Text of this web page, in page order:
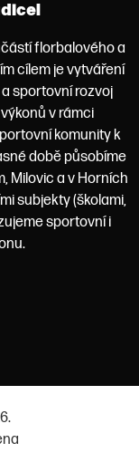
florbalového a
cílem je vytváření
sportovní rozvoj
v rámci
komunity k
době působíme
Milovic a v Horních
subjekty (školami,
sportovní i